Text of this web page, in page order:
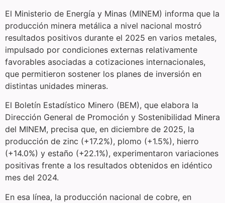
El Ministerio de Energía y Minas (MINEM) informa que la
producción minera metálica a nivel nacional mostró
resultados positivos durante el 2025 en varios metales,
impulsado por condiciones externas relativamente
favorables asociadas a cotizaciones internacionales,
que permitieron sostener los planes de inversión en
distintas unidades mineras.
El Boletín Estadístico Minero (BEM), que elabora la
Dirección General de Promoción y Sostenibilidad Minera
del MINEM, precisa que, en diciembre de 2025, la
producción de zinc (+17.2%), plomo (+1.5%), hierro
(+14.0%) y estaño (+22.1%), experimentaron variaciones
positivas frente a los resultados obtenidos en idéntico
mes del 2024.
En esa línea, la producción nacional de cobre, en